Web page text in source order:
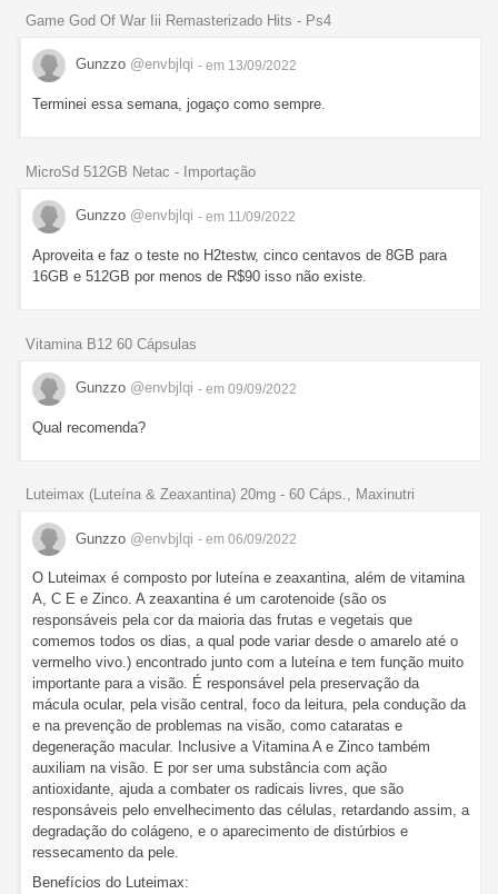
Game God Of War Iii Remasterizado Hits - Ps4
Gunzzo @envbjlqi - em 13/09/2022
Terminei essa semana, jogaço como sempre.
MicroSd 512GB Netac - Importação
Gunzzo @envbjlqi - em 11/09/2022
Aproveita e faz o teste no H2testw, cinco centavos de 8GB para
16GB e 512GB por menos de R$90 isso não existe.
Vitamina B12 60 Cápsulas
Gunzzo @envbjlqi - em 09/09/2022
Qual recomenda?
Luteimax (Luteína & Zeaxantina) 20mg - 60 Cáps., Maxinutri
Gunzzo @envbjlqi - em 06/09/2022
O Luteimax é composto por luteína e zeaxantina, além de vitamina
A, C E e Zinco. A zeaxantina é um carotenoide (são os
responsáveis pela cor da maioria das frutas e vegetais que
comemos todos os dias, a qual pode variar desde o amarelo até o
vermelho vivo.) encontrado junto com a luteína e tem função muito
importante para a visão. É responsável pela preservação da
mácula ocular, pela visão central, foco da leitura, pela condução da
e na prevenção de problemas na visão, como cataratas e
degeneração macular. Inclusive a Vitamina A e Zinco também
auxiliam na visão. E por ser uma substância com ação
antioxidante, ajuda a combater os radicais livres, que são
responsáveis pelo envelhecimento das células, retardando assim, a
degradação do colágeno, e o aparecimento de distúrbios e
ressecamento da pele.
Benefícios do Luteimax: